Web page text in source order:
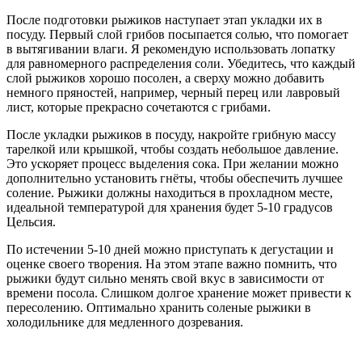
После подготовки рыжиков наступает этап укладки их в
посуду. Первый слой грибов посыпается солью, что помогает
в вытягивании влаги. Я рекомендую использовать лопатку
для равномерного распределения соли. Убедитесь, что каждый
слой рыжиков хорошо посолен, а сверху можно добавить
немного пряностей, например, черный перец или лавровый
лист, которые прекрасно сочетаются с грибами.
После укладки рыжиков в посуду, накройте грибную массу
тарелкой или крышкой, чтобы создать небольшое давление.
Это ускоряет процесс выделения сока. При желании можно
дополнительно установить гнёты, чтобы обеспечить лучшее
соление. Рыжики должны находиться в прохладном месте,
идеальной температурой для хранения будет 5-10 градусов
Цельсия.
По истечении 5-10 дней можно приступать к дегустации и
оценке своего творения. На этом этапе важно помнить, что
рыжики будут сильно менять свой вкус в зависимости от
времени посола. Слишком долгое хранение может привести к
пересолению. Оптимально хранить соленые рыжики в
холодильнике для медленного дозревания.